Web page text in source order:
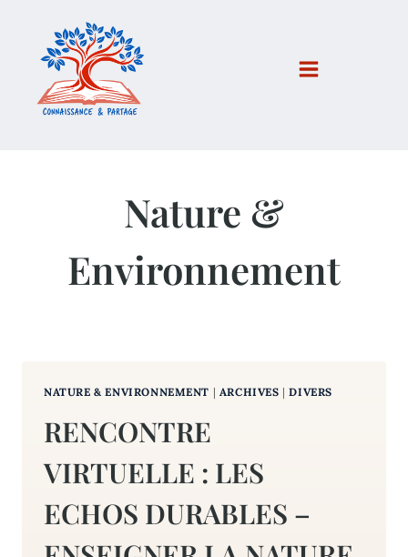
contenu
Nature &
Environnement
NATURE & ENVIRONNEMENT | ARCHIVES |DIVERS
RENCONTRE
VIRTUELLE : LES
ECHOS DURABLES –